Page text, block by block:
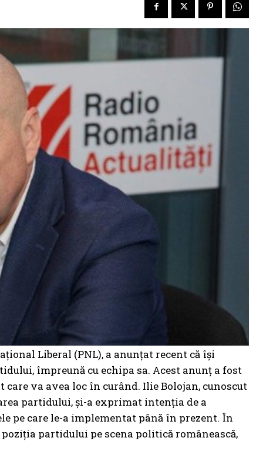
Liberal (PNL), a anunțat recent că își
împreună cu echipa sa. Acest anunț a fost
va avea loc în curând. Ilie Bolojan, cunoscut
partidului, și-a exprimat intenția de a
pe care le-a implementat până în prezent. În
partidului pe scena politică românească,